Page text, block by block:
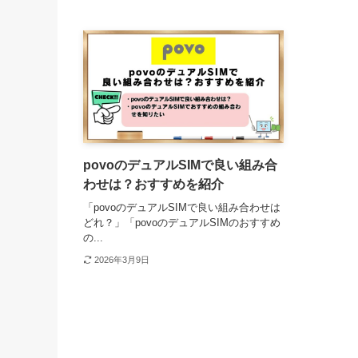
povoのデュアルSIMで良い組み合
わせは？おすすめを紹介
「povoのデュアルSIMで良い組み合わせは
どれ？」「povoのデュアルSIMのおすすめ
の...
2026年3月9日